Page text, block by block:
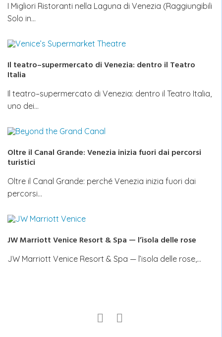
I Migliori Ristoranti nella Laguna di Venezia (Raggiungibili
Solo in…
Il teatro–supermercato di Venezia: dentro il Teatro
Italia
Il teatro–supermercato di Venezia: dentro il Teatro Italia,
uno dei…
Oltre il Canal Grande: Venezia inizia fuori dai percorsi
turistici
Oltre il Canal Grande: perché Venezia inizia fuori dai
percorsi…
JW Marriott Venice Resort & Spa — l’isola delle rose
JW Marriott Venice Resort & Spa — l’isola delle rose,…